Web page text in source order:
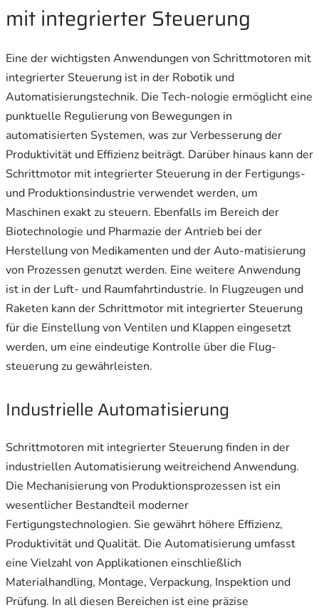
mit integrierter Steuerung
Eine der wichtigsten Anwendungen von Schrittmotoren mit
integrierter Steuerung ist in der Robotik und
Automatisierungstechnik. Die Tech-nologie ermöglicht eine
punktuelle Regulierung von Bewegungen in
automatisierten Systemen, was zur Verbesserung der
Produktivität und Effizienz beiträgt. Darüber hinaus kann der
Schrittmotor mit integrierter Steuerung in der Fertigungs-
und Produktionsindustrie verwendet werden, um
Maschinen exakt zu steuern. Ebenfalls im Bereich der
Biotechnologie und Pharmazie der Antrieb bei der
Herstellung von Medikamenten und der Auto-matisierung
von Prozessen genutzt werden. Eine weitere Anwendung
ist in der Luft- und Raumfahrtindustrie. In Flugzeugen und
Raketen kann der Schrittmotor mit integrierter Steuerung
für die Einstellung von Ventilen und Klappen eingesetzt
werden, um eine eindeutige Kontrolle über die Flug-
steuerung zu gewährleisten.
Industrielle Automatisierung
Schrittmotoren mit integrierter Steuerung finden in der
industriellen Automatisierung weitreichend Anwendung.
Die Mechanisierung von Produktionsprozessen ist ein
wesentlicher Bestandteil moderner
Fertigungstechnologien. Sie gewährt höhere Effizienz,
Produktivität und Qualität. Die Automatisierung umfasst
eine Vielzahl von Applikationen einschließlich
Materialhandling, Montage, Verpackung, Inspektion und
Prüfung. In all diesen Bereichen ist eine präzise